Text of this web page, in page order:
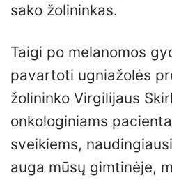
sako žolininkas.
Taigi po melanomos
pavartoti ugniažolės
žolininko Virgilijaus
onkologiniams
sveikiems,
auga mūsų gimtinėje,